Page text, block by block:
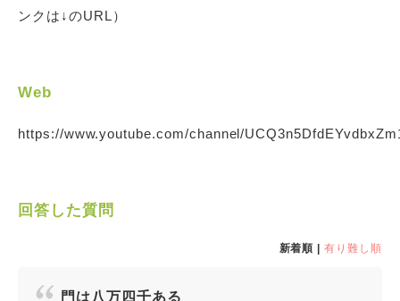
ンクは↓のURL）
Web
https://www.youtube.com/channel/
回答した質問
新着順 |有り難し順
門は八万四千ある